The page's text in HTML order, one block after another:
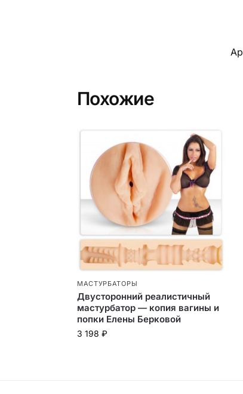
Похожие
МАСТУРБАТОРЫ
Двусторонний реалистичный
мастурбатор — копия вагины и
попки Елены Берковой
3 198 ₽